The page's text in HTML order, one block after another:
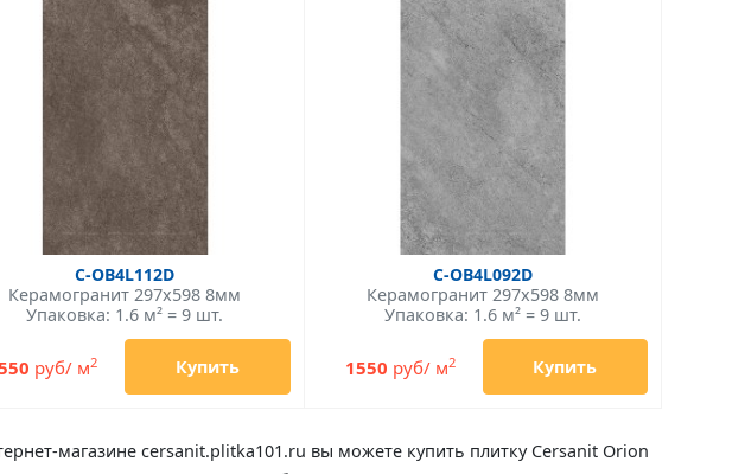
C-OB4L112D
Керамогранит 297x598 8мм
Упаковка: 1.6 м² = 9 шт.
руб/ м2 Купить
C-OB4L092D
Керамогранит 297x598 8мм
Упаковка: 1.6 м² = 9 шт.
1550 руб/ м2 Купить
магазине cersanit.plitka101.ru вы можете купить плитку Cersanit Orion